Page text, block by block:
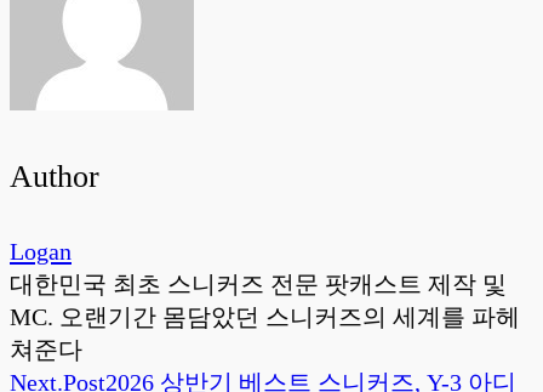
Author
Logan
대한민국 최초 스니커즈 전문 팟캐스트 제작 및
MC. 오랜기간 몸담았던 스니커즈의 세계를 파헤
쳐준다
Next.Post2026 상반기 베스트 스니커즈, Y-3 아디